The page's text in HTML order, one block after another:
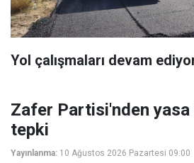
Yol çalışmaları devam
Zafer Partisi'nden
tepki
Yayınlanma: 10 Ağustos 2026 Pazartesi 09:00